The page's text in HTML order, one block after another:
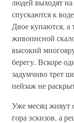
людей выходят на
спускаются к
Двое купаются, а
живописной
высокий
берегу. Вскоре
задумчиво трет
пейзаж не
Уже месяц живут
гора эскизов, а